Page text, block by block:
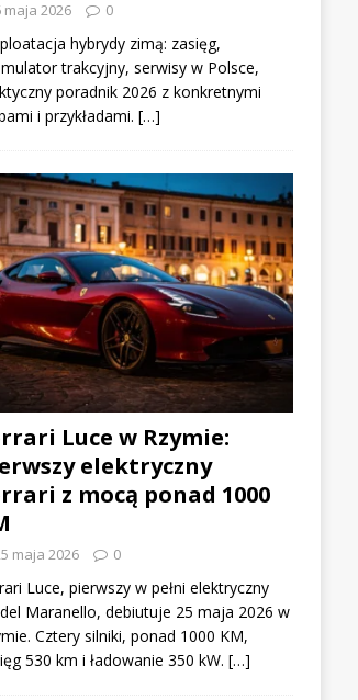
maja 2026 0
hybrydy zimą: zasięg,
trakcyjny, serwisy w Polsce,
poradnik 2026 z konkretnymi
i przykładami. […]
Luce w Rzymie:
elektryczny
z mocą ponad 1000
maja 2026 0
Luce, pierwszy w pełni elektryczny
Maranello, debiutuje 25 maja 2026 w
Cztery silniki, ponad 1000 KM,
530 km i ładowanie 350 kW. […]